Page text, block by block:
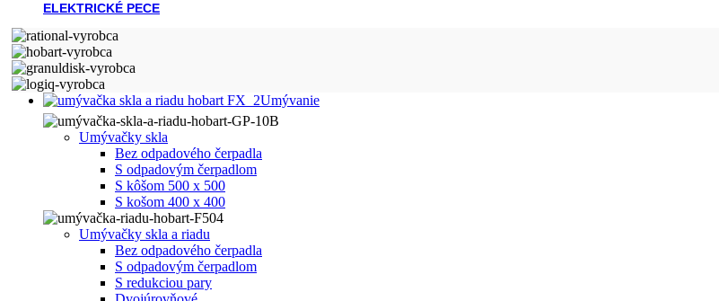
ELEKTRICKÉ PECE
Umývanie
Umývačky skla
Bez odpadového čerpadla
S odpadovým čerpadlom
S kôšom 500 x 500
S košom 400 x 400
Umývačky skla a riadu
Bez odpadového čerpadla
S odpadovým čerpadlom
S redukciou pary